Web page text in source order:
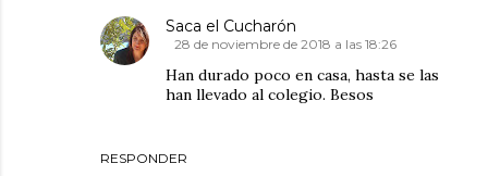
RESPONDER
Saca el Cucharón
28 de noviembre de 2018 a las 18:26
Han durado poco en casa, hasta se las
han llevado al colegio. Besos